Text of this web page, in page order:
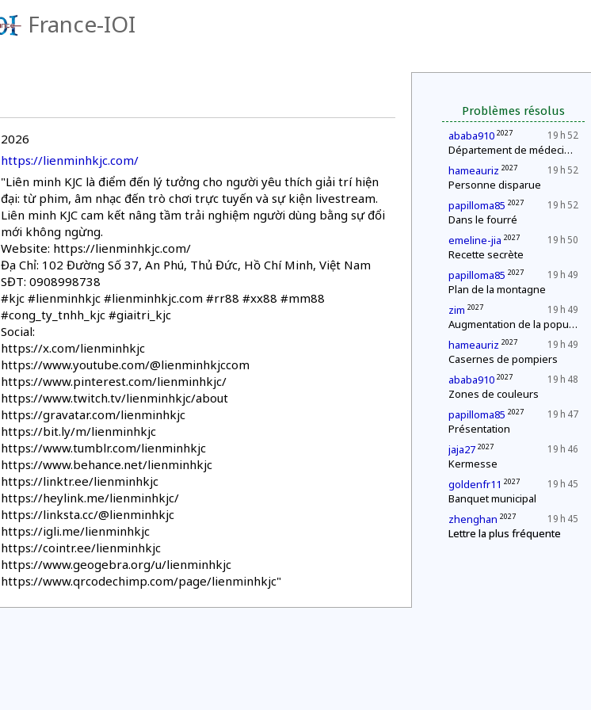
France-IOI
Problèmes résolus
19 h 52
ababa910 2027
Département de médecine : contrôle d'une épidémie
19 h 52
hameauriz 2027
Personne disparue
19 h 52
papilloma85 2027
Dans le fourré
19 h 50
emeline-jia 2027
Recette secrète
19 h 49
papilloma85 2027
Plan de la montagne
19 h 49
zim 2027
Augmentation de la population
19 h 49
hameauriz 2027
Casernes de pompiers
19 h 48
ababa910 2027
Zones de couleurs
19 h 47
papilloma85 2027
Présentation
19 h 46
jaja27 2027
Kermesse
19 h 45
goldenfr11 2027
Banquet municipal
19 h 45
zhenghan 2027
Lettre la plus fréquente
2026
https://lienminhkjc.com/
"Liên minh KJC là điểm đến lý tưởng cho người yêu thích giải trí hiện
đại: từ phim, âm nhạc đến trò chơi trực tuyến và sự kiện livestream.
Liên minh KJC cam kết nâng tầm trải nghiệm người dùng bằng sự đổi
mới không ngừng.
Website: https://lienminhkjc.com/
Địa Chỉ: 102 Đường Số 37, An Phú, Thủ Đức, Hồ Chí Minh, Việt Nam
SĐT: 0908998738
#kjc #lienminhkjc #lienminhkjc.com #rr88 #xx88 #mm88
#cong_ty_tnhh_kjc #giaitri_kjc
Social:
https://x.com/lienminhkjc
https://www.youtube.com/@lienminhkjccom
https://www.pinterest.com/lienminhkjc/
https://www.twitch.tv/lienminhkjc/about
https://gravatar.com/lienminhkjc
https://bit.ly/m/lienminhkjc
https://www.tumblr.com/lienminhkjc
https://www.behance.net/lienminhkjc
https://linktr.ee/lienminhkjc
https://heylink.me/lienminhkjc/
https://linksta.cc/@lienminhkjc
https://igli.me/lienminhkjc
https://cointr.ee/lienminhkjc
https://www.geogebra.org/u/lienminhkjc
https://www.qrcodechimp.com/page/lienminhkjc"